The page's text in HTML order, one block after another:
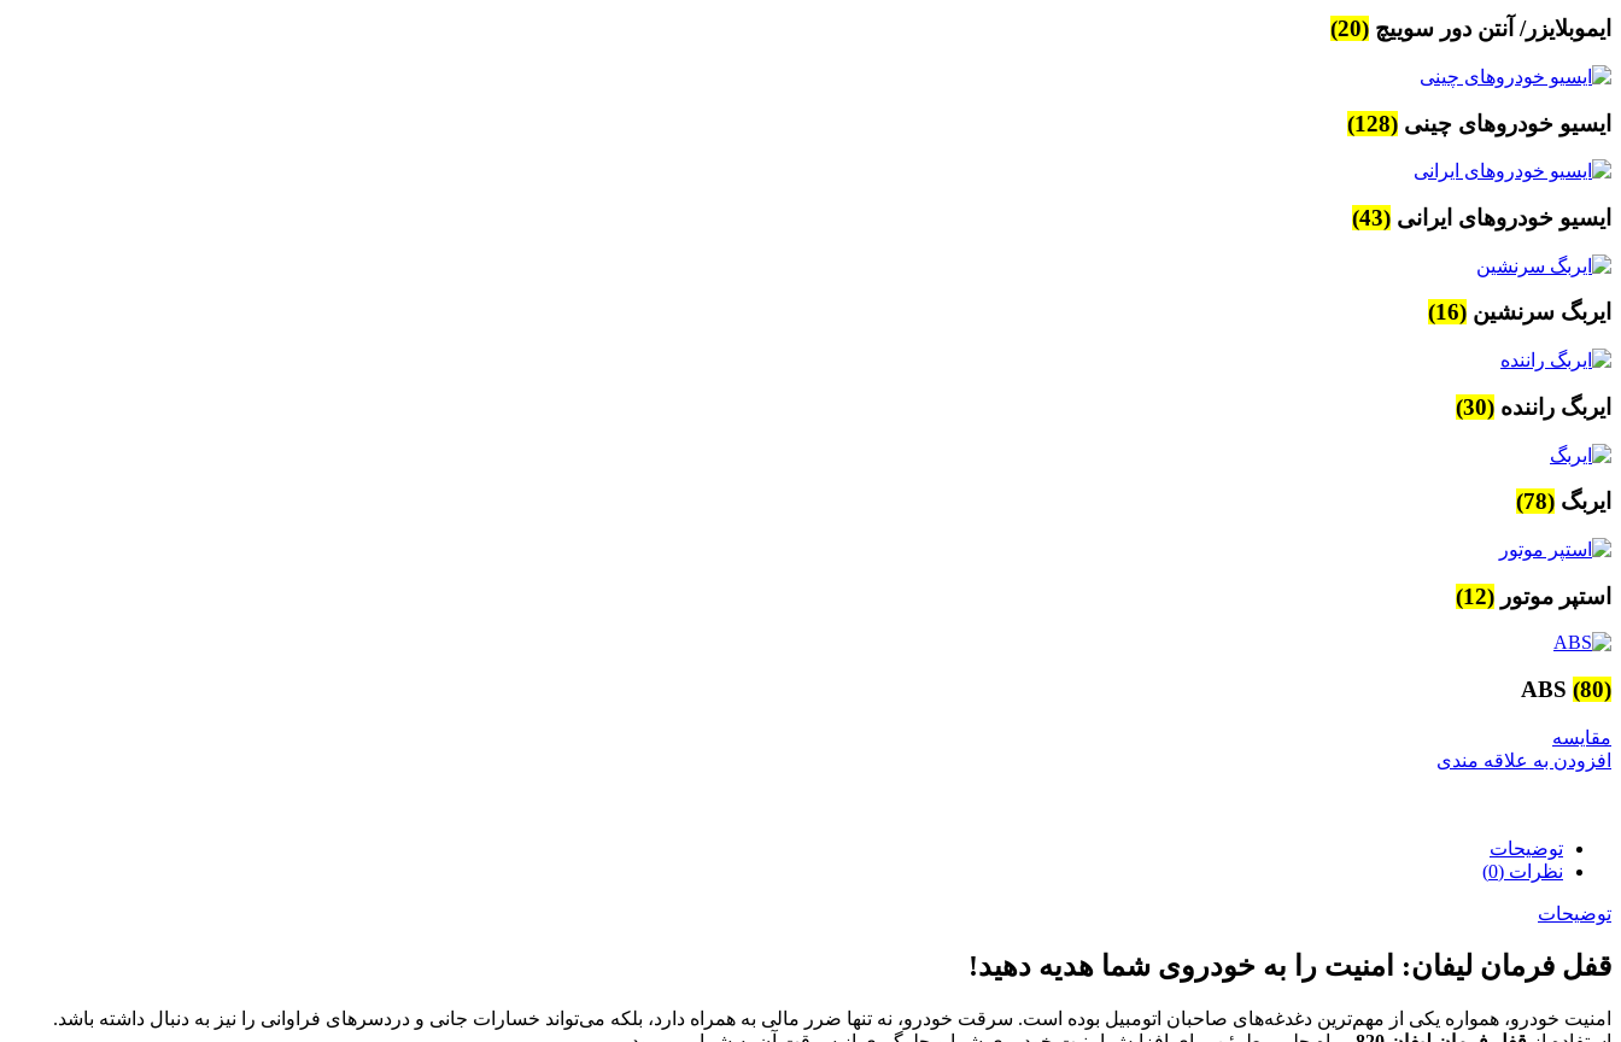
ایموبلایزر/ آنتن دور سوییچ (20)
ایسیو خودروهای چینی (128)
ایسیو خودروهای ایرانی (43)
ایربگ سرنشین (16)
ایربگ راننده (30)
ایربگ (78)
استپر موتور (12)
ABS (80)
مقایسه
افزودن به علاقه مندی
توضیحات
نظرات (0)
توضیحات
قفل فرمان لیفان: امنیت را به خودروی شما هدیه دهید!
امنیت خودرو، همواره یکی از مهم‌ترین دغدغه‌های صاحبان اتومبیل بوده است. سرقت خودرو، نه تنها ضرر مالی به همراه دارد، بلکه می‌تواند خسارات جانی و دردسرهای فراوانی را نیز به دنبال داشته باشد.